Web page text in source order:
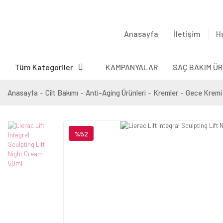
Anasayfa İletişim
Tüm Kategoriler KAMPANYALAR SAÇ BAKIM
Anasayfa Cilt Bakımı Anti-Aging Ürünleri Kremler Gece Kremi
%52